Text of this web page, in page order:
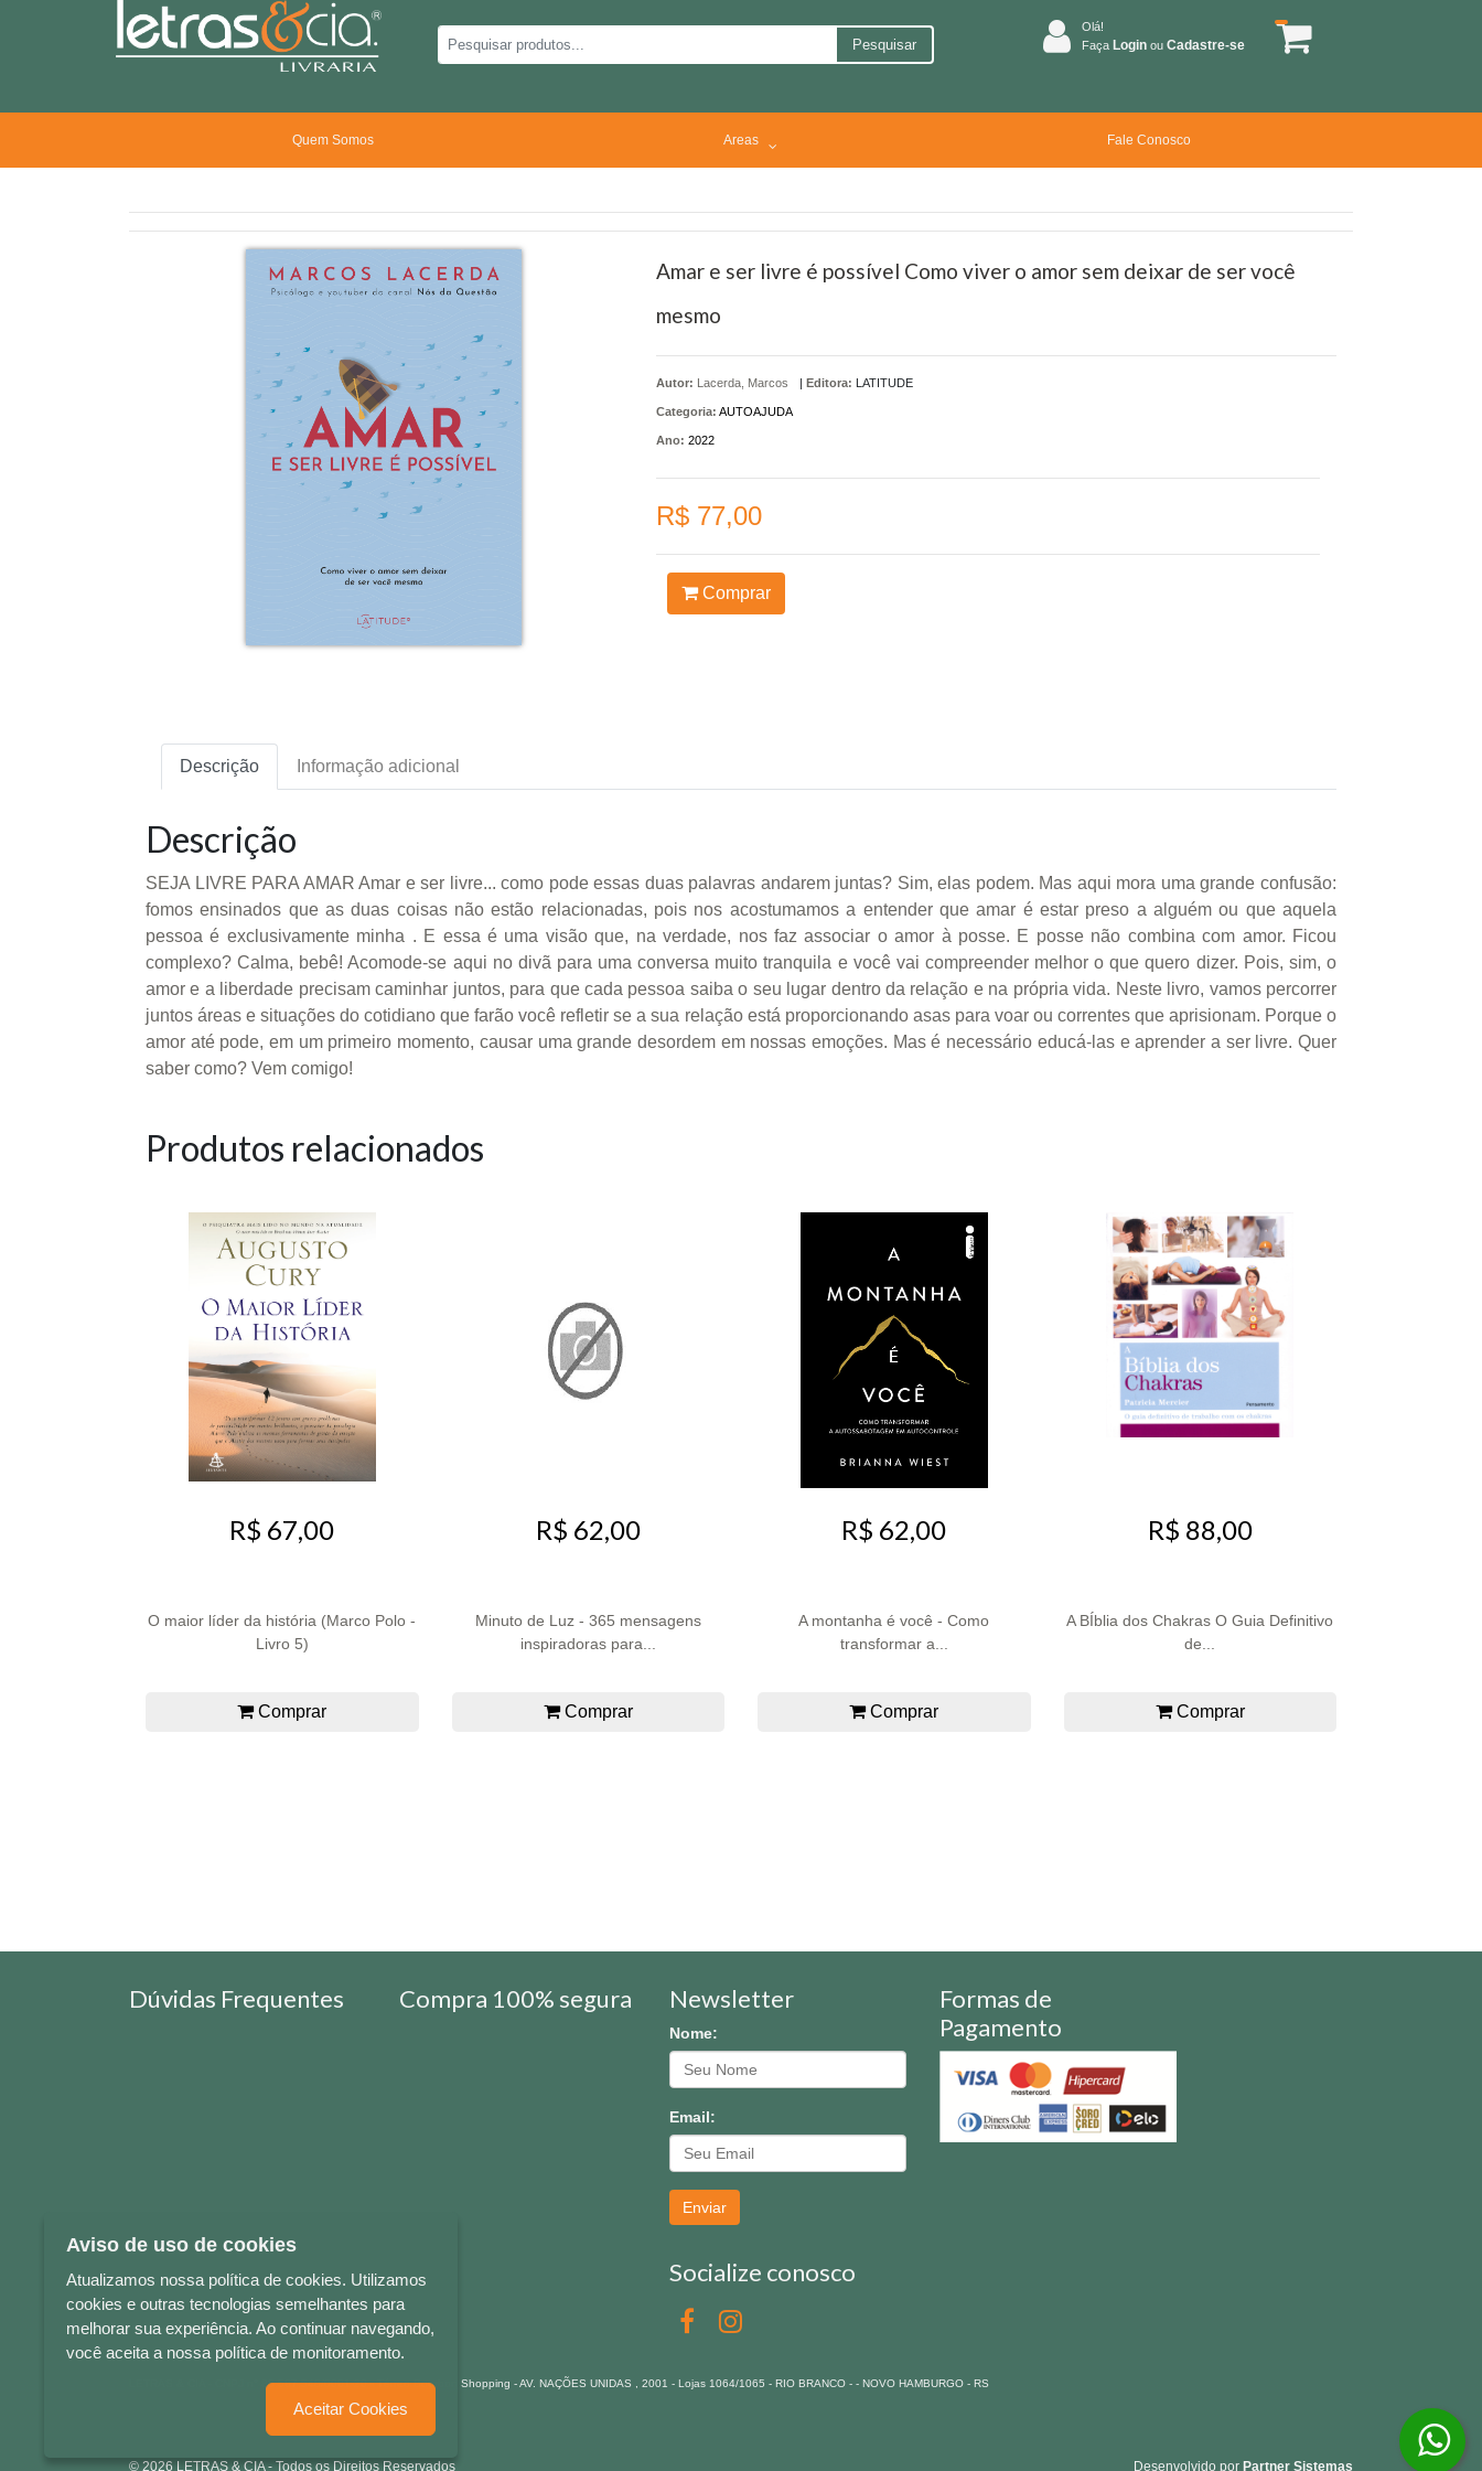
Pesquisar
Olá!
Faça Login ou Cadastre-se
Quem Somos Areas Fale Conosco
Amar e ser livre é possível Como viver o amor sem deixar de ser você
mesmo
Autor: Lacerda, Marcos | Editora: LATITUDE
Categoria: AUTOAJUDA
Ano: 2022
R$ 77,00
Comprar
Descrição Informação adicional
Descrição
SEJA LIVRE PARA AMAR Amar e ser livre... como pode essas duas palavras andarem juntas? Sim, elas podem. Mas aqui mora uma grande confusão:
fomos ensinados que as duas coisas não estão relacionadas, pois nos acostumamos a entender que amar é estar preso a alguém ou que aquela
pessoa é exclusivamente minha . E essa é uma visão que, na verdade, nos faz associar o amor à posse. E posse não combina com amor. Ficou
complexo? Calma, bebê! Acomode-se aqui no divã para uma conversa muito tranquila e você vai compreender melhor o que quero dizer. Pois, sim, o
amor e a liberdade precisam caminhar juntos, para que cada pessoa saiba o seu lugar dentro da relação e na própria vida. Neste livro, vamos percorrer
juntos áreas e situações do cotidiano que farão você refletir se a sua relação está proporcionando asas para voar ou correntes que aprisionam. Porque o
amor até pode, em um primeiro momento, causar uma grande desordem em nossas emoções. Mas é necessário educá-las e aprender a ser livre. Quer
saber como? Vem comigo!
Produtos relacionados
R$ 67,00
O maior líder da história (Marco Polo -
Livro 5)
Comprar
R$ 62,00
Minuto de Luz - 365 mensagens
inspiradoras para...
Comprar
R$ 62,00
A montanha é você - Como
transformar a...
Comprar
R$ 88,00
A BÍblia dos Chakras O Guia Definitivo
de...
Comprar
Dúvidas Frequentes Compra 100% segura Newsletter
Nome:
Email:
Enviar
Socialize conosco
Formas de
Pagamento
LETRAS & CIA - CNPJ n° 88.587.548/0001-20 - Térreo Bourbon Shopping - AV. NAÇÕES UNIDAS , 2001 - Lojas 1064/1065 - RIO BRANCO - - NOVO HAMBURGO - RS
© 2026 LETRAS & CIA - Todos os Direitos Reservados Desenvolvido por Partner Sistemas
Aviso de uso de cookies
Atualizamos nossa política de cookies. Utilizamos
cookies e outras tecnologias semelhantes para
melhorar sua experiência. Ao continuar navegando,
você aceita a nossa política de monitoramento.
Aceitar Cookies